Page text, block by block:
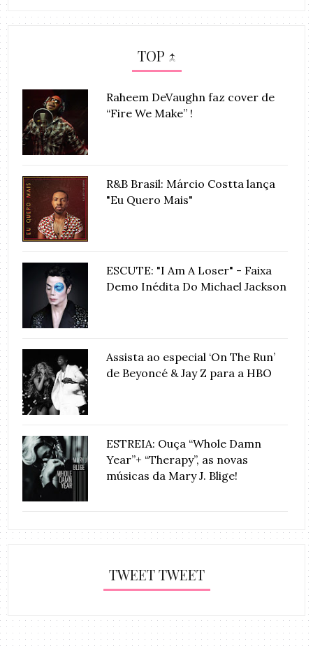
TOP ↑
Raheem DeVaughn faz cover de
“Fire We Make” !
R&B Brasil: Márcio Costta lança
"Eu Quero Mais"
ESCUTE: "I Am A Loser" - Faixa
Demo Inédita Do Michael Jackson
Assista ao especial ‘On The Run’
de Beyoncé & Jay Z para a HBO
ESTREIA: Ouça “Whole Damn
Year”+ “Therapy”, as novas
músicas da Mary J. Blige!
TWEET TWEET